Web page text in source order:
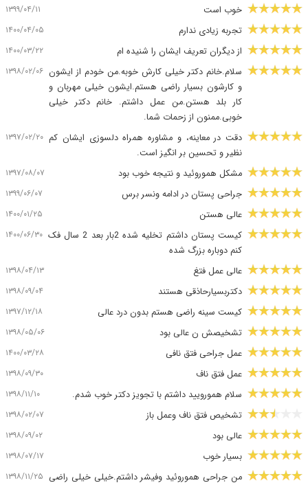
خوب است ۱۳۹۹/۰۴/۱۱
تجربه زیادی ندارم ۱۴۰۰/۰۴/۰۵
از دیگران تعریف ایشان را شنیده ام ۱۴۰۰/۰۳/۲۲
سلام.خانم دکتر خیلی کارش خوبه.من خودم از ایشون
و کارشون بسیار راضی هستم.ایشون خیلی مهربان و
کار بلد هستن.من عمل داشتم. خانم دکتر خیلی
خوبی.ممنون از زحمات شما.
۱۳۹۸/۰۲/۰۶
دقت در معاینه، و مشاوره همراه دلسوزی ایشان کم
نظیر و تحسین بر انگیز است.
۱۳۹۷/۰۲/۲۰
مشکل هموروئید و نتیجه خوب بود ۱۳۹۷/۰۸/۰۷
جراحی پستان در ادامه ونسر برس ۱۳۹۹/۰۶/۰۷
عالی هستن ۱۴۰۰/۰۱/۲۵
کیست پستان داشتم تخلیه شده 2بار بعد 2 سال فک
کنم دوباره بزرگ شده
۱۴۰۰/۰۶/۳۰
عالی عمل فتغ ۱۳۹۸/۰۴/۱۳
دکتربسیارحاذقی هستند ۱۳۹۸/۰۹/۰۴
کیست سینه راضی هستم بدون درد عالی ۱۳۹۷/۱۲/۱۸
تشخیصش ن عالی بود ۱۳۹۸/۰۵/۰۶
عمل جراحی فتق نافی ۱۴۰۰/۰۳/۲۸
عمل فتق ناف ۱۳۹۸/۰۹/۳۰
سلام همورویید داشتم با تجویز دکتر خوب شدم. ۱۳۹۸/۱۱/۱۰
تشخیص فتق ناف وعمل باز ۱۳۹۸/۰۲/۰۷
عالی بود ۱۳۹۸/۰۹/۰۲
بسیار خوب ۱۳۹۸/۰۷/۱۷
من جراحی هموروئید وفیشر داشتم.خیلی خیلی راضی ۱۳۹۸/۱۱/۲۵